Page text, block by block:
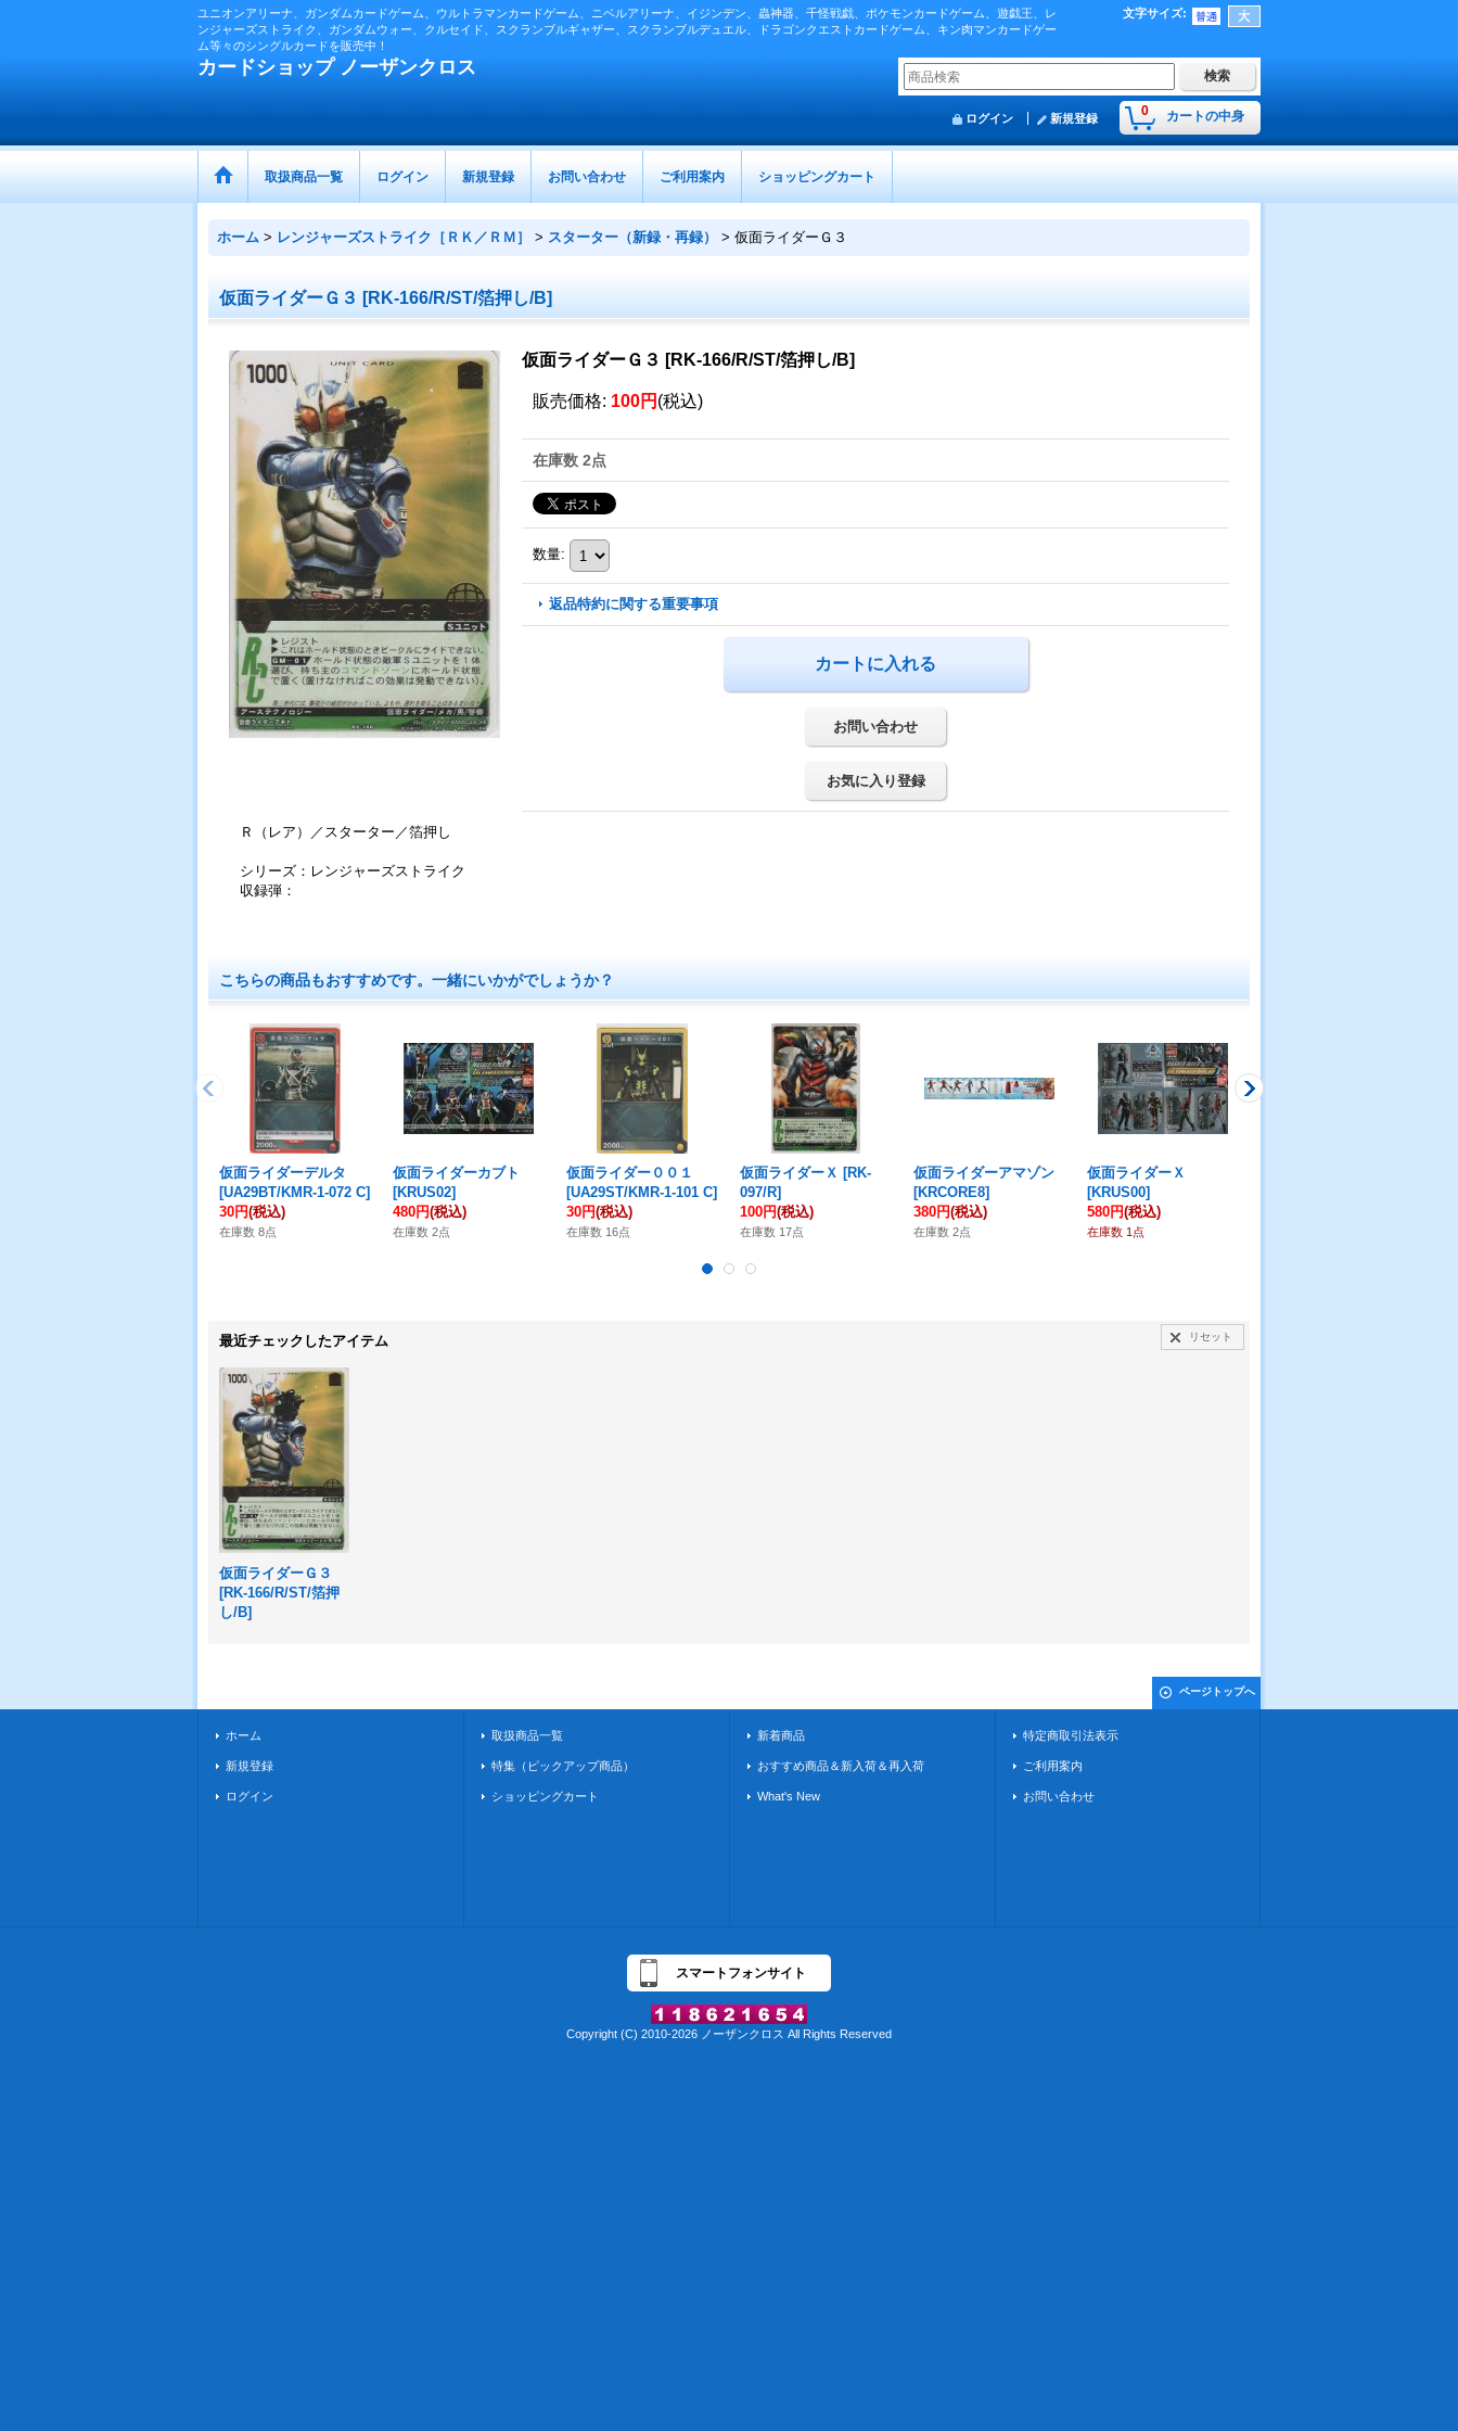
ユニオンアリーナ、ガンダムカードゲーム、ウルトラマンカードゲーム、ニベルアリーナ、イジンデン、蟲神器、千怪戦戯、ポケモンカードゲーム、遊戯王、レ
ンジャーズストライク、ガンダムウォー、クルセイド、スクランブルギャザー、スクランブルデュエル、ドラゴンクエストカードゲーム、キン肉マンカードゲー
ム等々のシングルカードを販売中！
文字サイズ:
カードショップ ノーザンクロス
0 カートの中身
ログイン 新規登録
取扱商品一覧 ログイン 新規登録 お問い合わせ ご利用案内 ショッピングカート
ホーム > レンジャーズストライク［ＲＫ／ＲＭ］ > スターター（新録・再録） > 仮面ライダーＧ３
仮面ライダーＧ３ [RK-166/R/ST/箔押し/B]
仮面ライダーＧ３ [RK-166/R/ST/箔押し/B]
販売価格: 100円 (税込)
在庫数 2点
数量:
返品特約に関する重要事項
お問い合わせ
お気に入り登録
Ｒ（レア）／スターター／箔押し
シリーズ：レンジャーズストライク
収録弾：
こちらの商品もおすすめです。一緒にいかがでしょうか？
仮面ライダーデルタ
[UA29BT/KMR-1-072 C]
30円(税込)
在庫数 8点
仮面ライダーカブト
[KRUS02]
480円(税込)
在庫数 2点
仮面ライダー００１
[UA29ST/KMR-1-101 C]
30円(税込)
在庫数 16点
仮面ライダーＸ [RK-
097/R]
100円(税込)
在庫数 17点
仮面ライダーアマゾン
[KRCORE8]
380円(税込)
在庫数 2点
仮面ライダーＸ
[KRUS00]
580円(税込)
在庫数 1点
最近チェックしたアイテム リセット
仮面ライダーＧ３
[RK-166/R/ST/箔押
し/B]
ページトップへ
ホーム
新規登録
ログイン
取扱商品一覧
特集（ピックアップ商品）
ショッピングカート
新着商品
おすすめ商品＆新入荷＆再入荷
What's New
特定商取引法表示
ご利用案内
お問い合わせ
スマートフォンサイト
Copyright (C) 2010-2026 ノーザンクロス All Rights Reserved